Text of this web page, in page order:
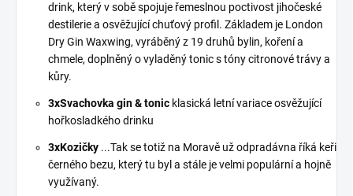
drink, který v sobě spojuje řemeslnou poctivost jihočeské
destilerie a osvěžující chuťový profil. Základem je London
Dry Gin Waxwing, vyráběný z 19 druhů bylin, koření a
chmele, doplněný o vyladěný tonic s tóny citronové trávy a
kůry.
3xSvachovka gin & tonic klasická letní variace osvěžující
hořkosladkého drinku
3xKozičky ...Tak se totiž na Moravě už odpradávna říká keři
černého bezu, který tu byl a stále je velmi populární a hojně
využívaný.